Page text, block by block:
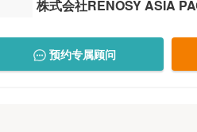
株式会社RENOSY ASIA
预约专属顾问